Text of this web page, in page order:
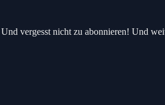
vergesst nicht zu abonnieren! Und